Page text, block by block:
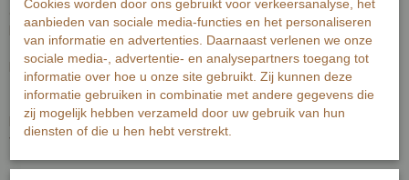
exemplaar!
Leuk om te hebben, maar ook zéker om te geven en te krijgen.
Het portret maak ik voor jou op 300 grams A5 formaat papier met
zwarte inkt en aquarel.
Iedereen van jong tot oud is uniek, dat is wat ik graag op papier
vastleg.
Cookies worden door ons gebruikt voor verkeersanalyse, het
aanbieden van sociale media-functies en het personaliseren
van informatie en advertenties. Daarnaast verlenen we onze
sociale media-, advertentie- en analysepartners toegang tot
informatie over hoe u onze site gebruikt. Zij kunnen deze
informatie gebruiken in combinatie met andere gegevens die
zij mogelijk hebben verzameld door uw gebruik van hun
diensten of die u hen hebt verstrekt.